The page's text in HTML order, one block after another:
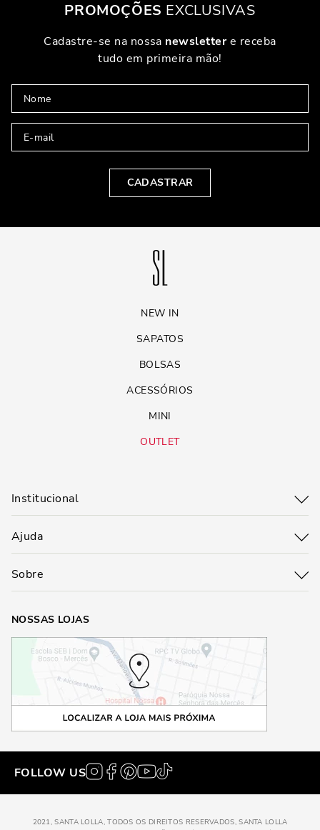
PROMOÇÕES EXCLUSIVAS
Cadastre-se na nossa newslettere receba
tudo em primeira mão!
CADASTRAR
NEW IN
SAPATOS
BOLSAS
ACESSÓRIOS
MINI
OUTLET
Institucional
Ajuda
Sobre
NOSSAS LOJAS
FOLLOW US
2021, SANTA LOLLA, TODOS OS DIREITOS RESERVADOS, SANTA LOLLA